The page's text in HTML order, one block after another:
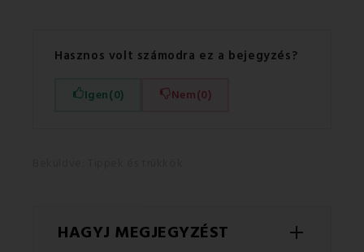
Hasznos volt számodra ez a bejegyzés?
Igen(0) Nem(0)
HAGYJ MEGJEGYZÉST